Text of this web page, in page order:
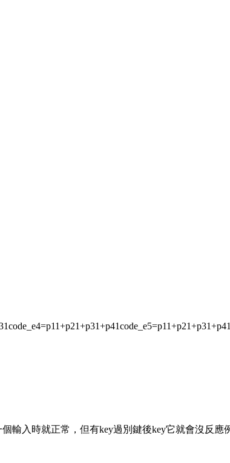
輸入時就正常，但有key過別鍵後key它就會沒反